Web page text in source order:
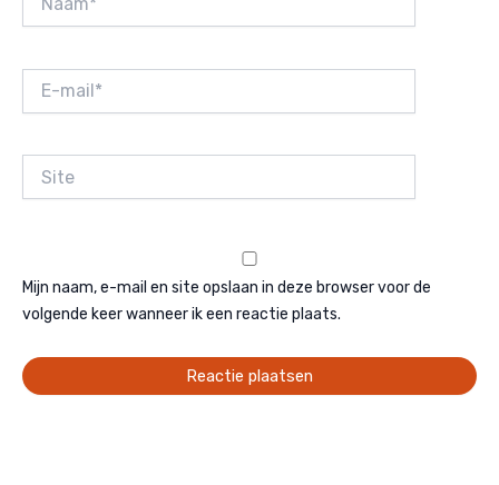
E-
mail*
Site
Mijn naam, e-mail en site opslaan in deze browser voor de
volgende keer wanneer ik een reactie plaats.